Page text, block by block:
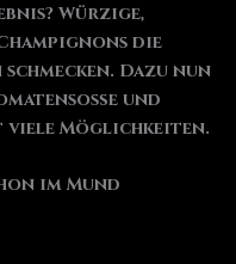
Würzige,
die
Dazu nun
und
viele Möglichkeiten.
im Mund